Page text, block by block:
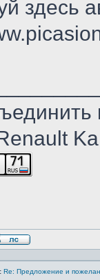
здесь
Re: Предложение и